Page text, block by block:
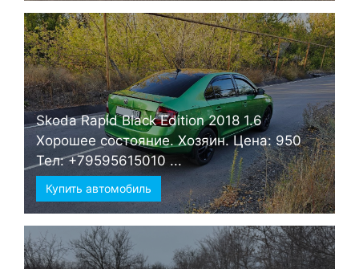
Skoda Rapid Black Edition 2018 1.6
Хорошее состояние. Хозяин. Цена: 950
Тел: +79595615010 ...
Купить автомобиль